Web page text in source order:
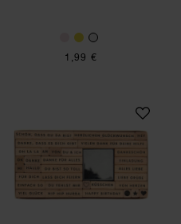
1,99 €
Paper Poetry